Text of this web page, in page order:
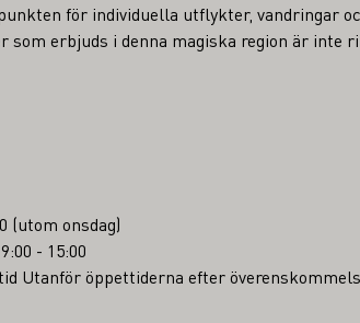
för individuella utflykter, vandringar
erbjuds i denna magiska region är inte
(utom onsdag)
- 15:00
Utanför öppettiderna efter